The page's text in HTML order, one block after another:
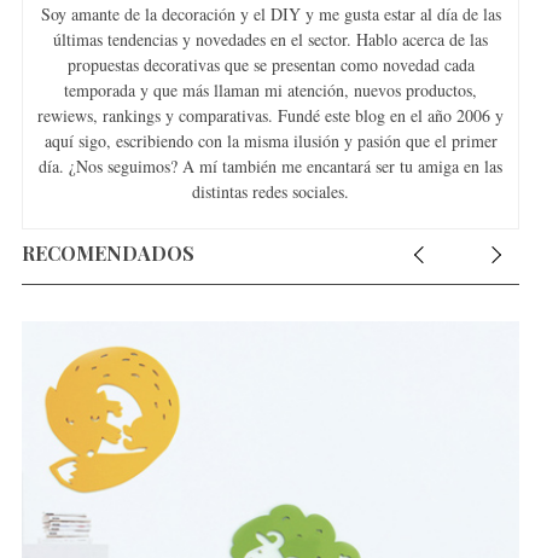
Soy amante de la decoración y el DIY y me gusta estar al día de las
últimas tendencias y novedades en el sector. Hablo acerca de las
propuestas decorativas que se presentan como novedad cada
temporada y que más llaman mi atención, nuevos productos,
rewiews, rankings y comparativas. Fundé este blog en el año 2006 y
aquí sigo, escribiendo con la misma ilusión y pasión que el primer
día. ¿Nos seguimos? A mí también me encantará ser tu amiga en las
distintas redes sociales.
RECOMENDADOS